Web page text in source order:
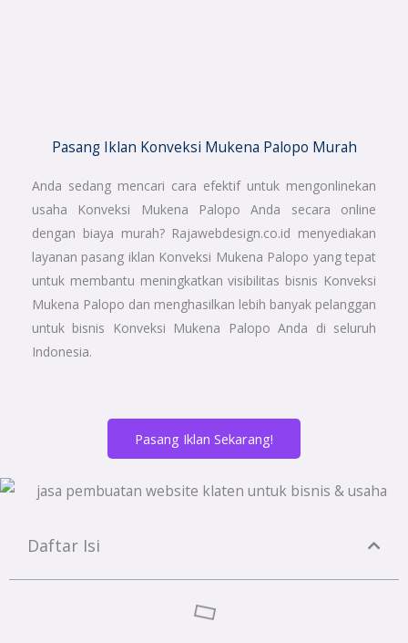
Pasang Iklan Konveksi Mukena Palopo Murah
Anda sedang mencari cara efektif untuk mengonlinekan
usaha Konveksi Mukena Palopo Anda secara online
dengan biaya murah? Rajawebdesign.co.id menyediakan
layanan pasang iklan Konveksi Mukena Palopo yang tepat
untuk membantu meningkatkan visibilitas bisnis Konveksi
Mukena Palopo dan menghasilkan lebih banyak pelanggan
untuk bisnis Konveksi Mukena Palopo Anda di seluruh
Indonesia.
Pasang Iklan Sekarang!
Daftar Isi